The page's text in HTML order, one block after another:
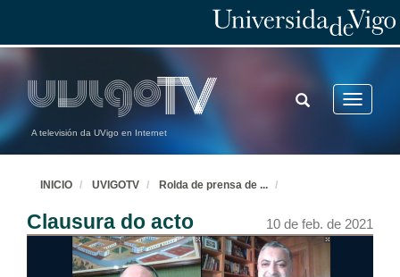
A televisión da UVigo en Internet
Toggle
TOGGLE
SEARCH
INICIO UVIGOTV Rolda de prensa de ...
Clausura do acto 10 de feb. de 2021